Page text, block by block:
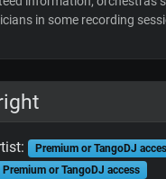
in some recording
Premium or TangoDJ
Premium or TangoDJ access